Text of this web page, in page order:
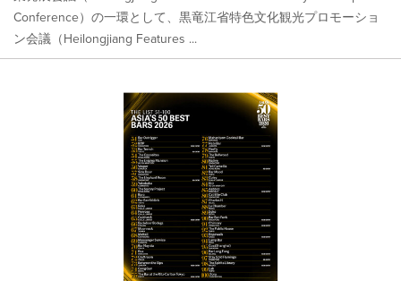
Conference）の一環として、黒竜江省特色文化観光プロモーショ
ン会議（Heilongjiang Features ...